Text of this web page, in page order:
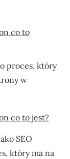
co to
proces, który
w
co to jest?
SEO
który ma na